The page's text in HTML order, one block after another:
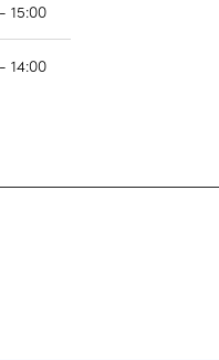
15:00
14:00